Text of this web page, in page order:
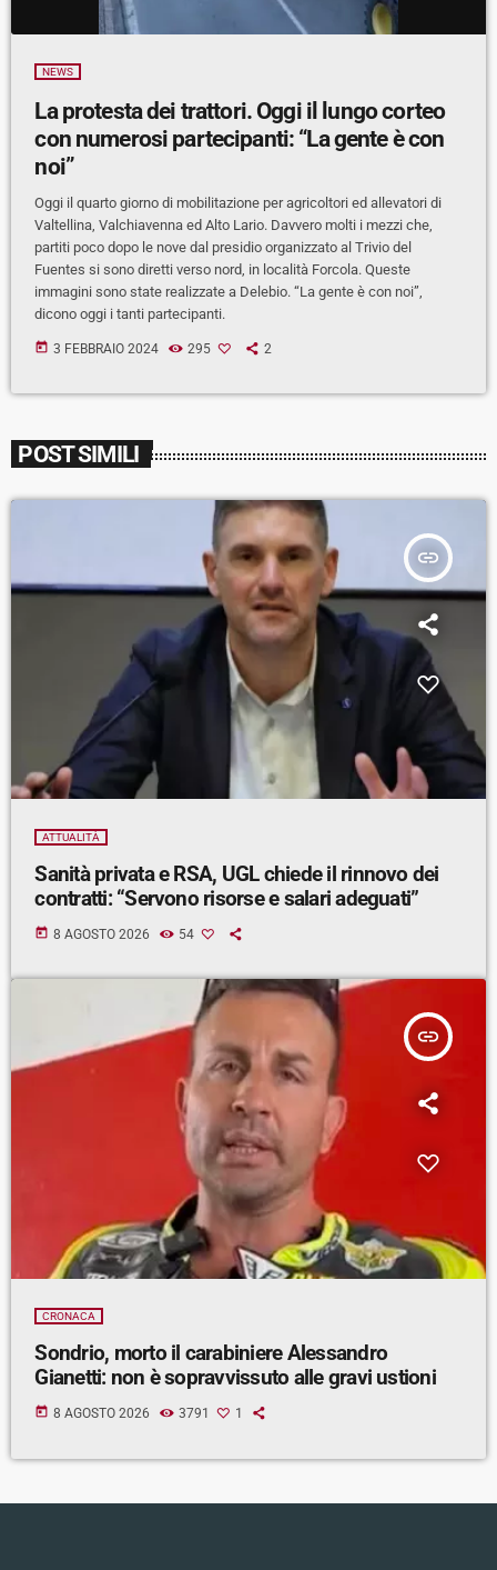
NEWS
La protesta dei trattori. Oggi il lungo corteo
con numerosi partecipanti: “La gente è con
noi”
Oggi il quarto giorno di mobilitazione per agricoltori ed allevatori di
Valtellina, Valchiavenna ed Alto Lario. Davvero molti i mezzi che,
partiti poco dopo le nove dal presidio organizzato al Trivio del
Fuentes si sono diretti verso nord, in località Forcola. Queste
immagini sono state realizzate a Delebio. “La gente è con noi”,
dicono oggi i tanti partecipanti.
today 3 FEBBRAIO 2024 295 2
POST SIMILI
insert_link
ATTUALITÀ
Sanità privata e RSA, UGL chiede il rinnovo dei
contratti: “Servono risorse e salari adeguati”
today 8 AGOSTO 2026 54
insert_link
CRONACA
Sondrio, morto il carabiniere Alessandro
Gianetti: non è sopravvissuto alle gravi ustioni
today 8 AGOSTO 2026 3791 1